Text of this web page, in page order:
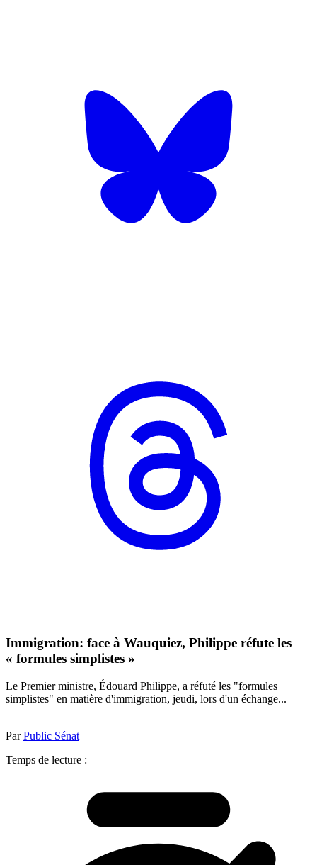
Immigration: face à Wauquiez, Philippe réfute les
« formules simplistes »
Le Premier ministre, Édouard Philippe, a réfuté les "formules
simplistes" en matière d'immigration, jeudi, lors d'un échange...
ParPublic Sénat
Temps de lecture :